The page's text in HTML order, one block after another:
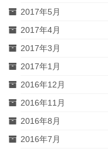
2017年5月
2017年4月
2017年3月
2017年1月
2016年12月
2016年11月
2016年8月
2016年7月